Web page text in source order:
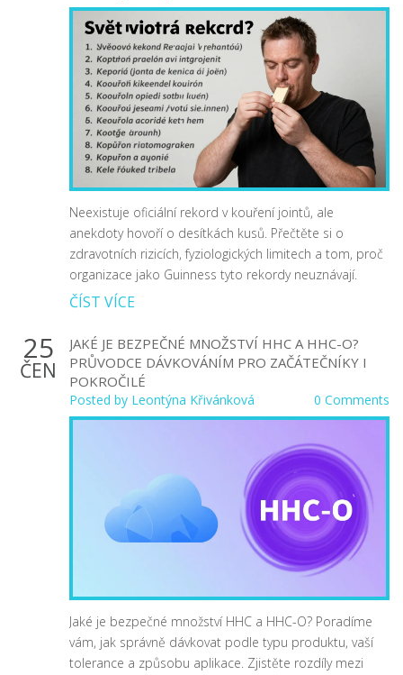
Neexistuje oficiální rekord v kouření jointů, ale
anekdoty hovoří o desítkách kusů. Přečtěte si o
zdravotních rizicích, fyziologických limitech a tom, proč
organizace jako Guinness tyto rekordy neuznávají.
ČÍST VÍCE
25
ČEN
JAKÉ JE BEZPEČNÉ MNOŽSTVÍ HHC A HHC-O?
PRŮVODCE DÁVKOVÁNÍM PRO ZAČÁTEČNÍKY I
POKROČILÉ
Posted by Leontýna Křivánková 0 Comments
Jaké je bezpečné množství HHC a HHC-O? Poradíme
vám, jak správně dávkovat podle typu produktu, vaší
tolerance a způsobu aplikace. Zjistěte rozdíly mezi